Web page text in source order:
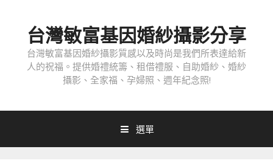
台灣敏富基因婚紗攝影分享
台灣敏富基因婚紗攝影質感以及時尚是我們所表達給新
人的祝福。提供婚禮統籌、租借禮服、自助婚紗、婚紗
攝影、全家福、孕婦照、週年紀念照!
選單